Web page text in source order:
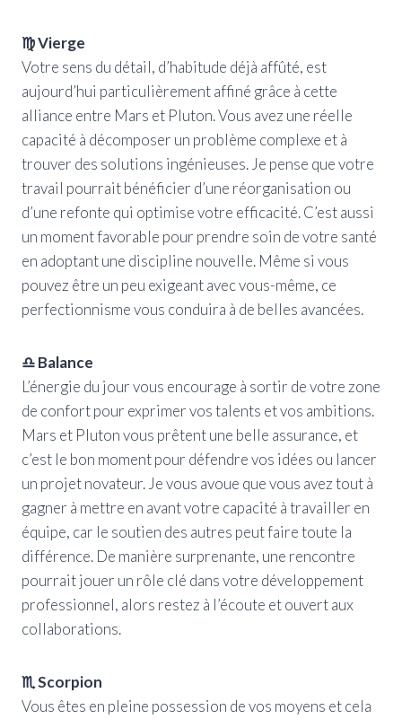
♍ Vierge
Votre sens du détail, d’habitude déjà affûté, est
aujourd’hui particulièrement affiné grâce à cette
alliance entre Mars et Pluton. Vous avez une réelle
capacité à décomposer un problème complexe et à
trouver des solutions ingénieuses. Je pense que votre
travail pourrait bénéficier d’une réorganisation ou
d’une refonte qui optimise votre efficacité. C’est aussi
un moment favorable pour prendre soin de votre santé
en adoptant une discipline nouvelle. Même si vous
pouvez être un peu exigeant avec vous-même, ce
perfectionnisme vous conduira à de belles avancées.
♎ Balance
L’énergie du jour vous encourage à sortir de votre zone
de confort pour exprimer vos talents et vos ambitions.
Mars et Pluton vous prêtent une belle assurance, et
c’est le bon moment pour défendre vos idées ou lancer
un projet novateur. Je vous avoue que vous avez tout à
gagner à mettre en avant votre capacité à travailler en
équipe, car le soutien des autres peut faire toute la
différence. De manière surprenante, une rencontre
pourrait jouer un rôle clé dans votre développement
professionnel, alors restez à l’écoute et ouvert aux
collaborations.
♏ Scorpion
Vous êtes en pleine possession de vos moyens et cela